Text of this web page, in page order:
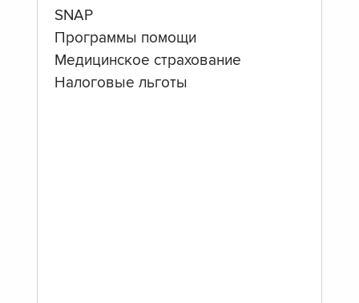
SNAP
Программы помощи
Медицинское страхование
Налоговые льготы